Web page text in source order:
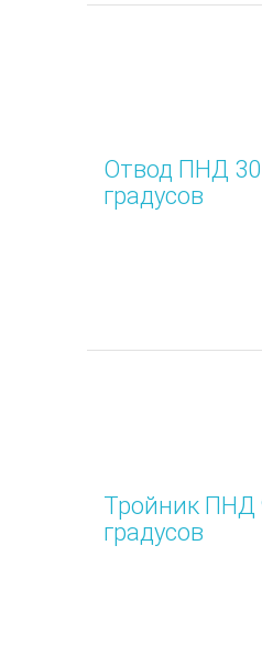
Отвод ПНД 30
градусов
Тройник ПНД
градусов